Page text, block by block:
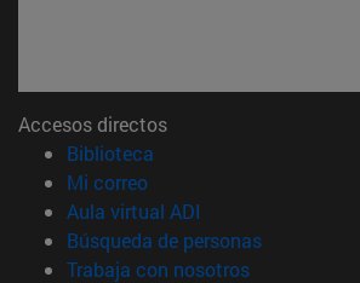
Accesos directos
Biblioteca
Mi correo(abre en nueva ventana)
Aula virtual ADI
Búsqueda de personas(abre en
Trabaja con nosotros(abre en